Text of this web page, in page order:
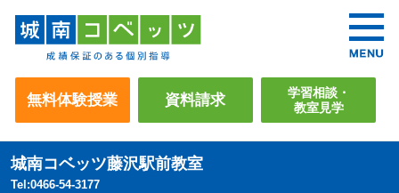
無料体験授業 資料請求
学習相談・
教室見学
城南コベッツ藤沢駅前教室
Tel:0466-54-3177